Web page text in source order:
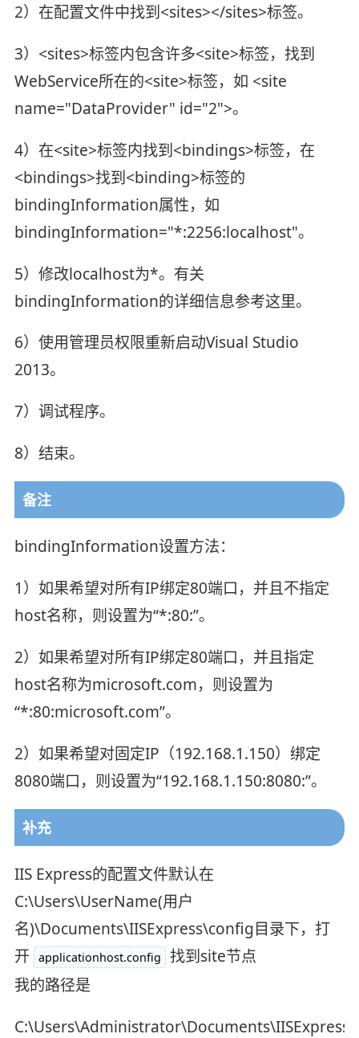
2）在配置文件中找到<sites></sites>标签。
3）<sites>标签内包含许多<site>标签，找到
WebService所在的<site>标签，如 <site
name="DataProvider" id="2">。
4）在<site>标签内找到<bindings>标签，在
<bindings>找到<binding>标签的
bindingInformation属性，如
bindingInformation="*:2256:localhost"。
5）修改localhost为*。有关
bindingInformation的详细信息参考这里。
6）使用管理员权限重新启动Visual Studio
2013。
7）调试程序。
8）结束。
备注
bindingInformation设置方法：
1）如果希望对所有IP绑定80端口，并且不指定
host名称，则设置为“*:80:”。
2）如果希望对所有IP绑定80端口，并且指定
host名称为microsoft.com，则设置为
“*:80:microsoft.com”。
2）如果希望对固定IP（192.168.1.150）绑定
8080端口，则设置为“192.168.1.150:8080:”。
补充
IIS Express的配置文件默认在
C:\Users\UserName(用户
名)\Documents\IISExpress\config目录下，打
开 applicationhost.config
找到site节点
我的路径是